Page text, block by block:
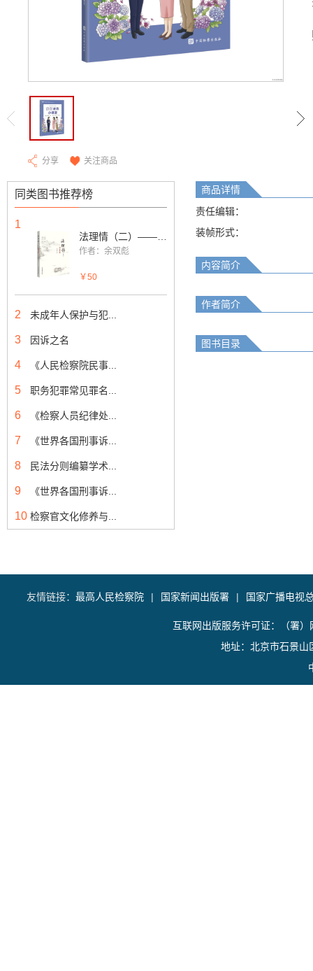
分享 关注商品
同类图书推荐榜
1
作者：余双彪
￥50
2 未成年人保护与犯...
3 因诉之名
4 《人民检察院民事...
5 职务犯罪常见罪名...
6 《检察人员纪律处...
7 《世界各国刑事诉...
8 民法分则编纂学术...
9 《世界各国刑事诉...
10 检察官文化修养与...
商品详情
责任编辑：
装帧形式：
内容简介
作者简介
图书目录
友情链接： 最高人民检察院 | 国家新闻出版署 | 国家广播电视
互联网出版服务许可证：（署
地址：北京市石景